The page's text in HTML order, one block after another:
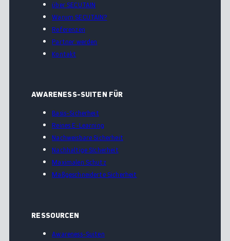
über SECUTAIN
Warum SECUTAIN?
Referenzen
Partner werden
Kontakt
AWARENESS-SUITEN FÜR
Basis-Sicherheit
Reines E-Learning
Nachweisbare Sicherheit
Nachhaltige SIcherheit
Maximalen Schutz
Maßgeschneiderte Sicherheit
RESSOURCEN
Awareness-Suiten